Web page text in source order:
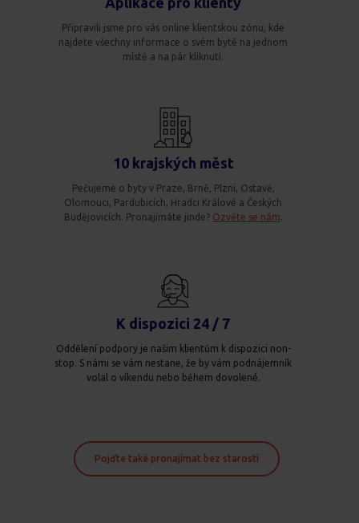
Připravili jsme pro vás online klientskou zónu, kde
najdete všechny informace o svém bytě na jednom
místě a na pár kliknutí.
10 krajských měst
Pečujeme o byty v Praze, Brně, Plzni, Ostavě,
Olomouci, Pardubicích, Hradci Králové a Českých
Budějovicích. Pronajímáte jinde? Ozvěte se nám
K dispozici 24 / 7
Oddělení podpory je našim klientům k dispozici non-
stop. S námi se vám nestane, že by vám podnájemník
volal o víkendu nebo během dovolené.
Pojďte také pronajímat bez starostí